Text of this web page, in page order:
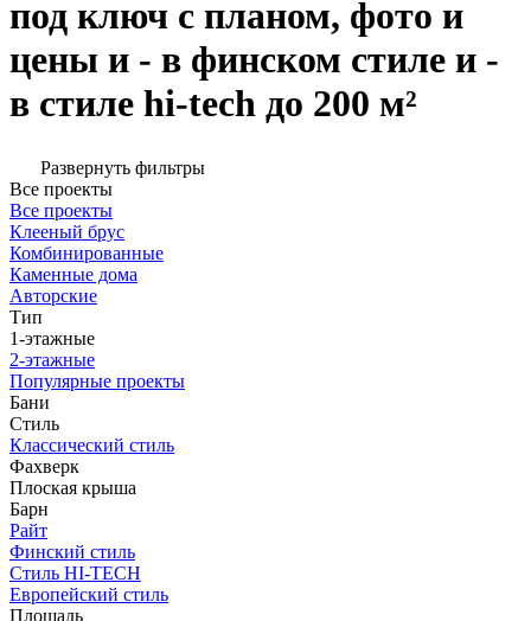
под ключ с планом, фото и
цены и - в финском стиле и -
в стиле hi-tech до 200 м²
Развернуть фильтры
Все проекты
Все проекты
Клееный брус
Комбинированные
Каменные дома
Авторские
Тип
1-этажные
2-этажные
Популярные проекты
Бани
Стиль
Классический стиль
Фахверк
Плоская крыша
Барн
Райт
Финский стиль
Стиль HI-TECH
Европейский стиль
Площадь